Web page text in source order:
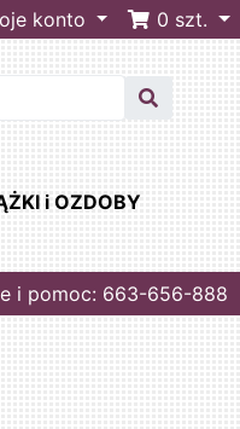
konto 0 szt.
i OZDOBY
i pomoc: 663-656-888